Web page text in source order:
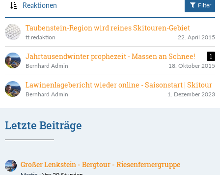
Reaktionen Filter
Taubenstein-Region wird reines Skitouren-Gebiet
tt redaktion 22. April 2015
Jahrtausendwinter prophezeit - Massen an Schnee! 1
Bernhard Admin 18. Oktober 2015
Lawinenlagebericht wieder online - Saisonstart | Skitour
Bernhard Admin 1. Dezember 2023
Letzte Beiträge
Großer Lenkstein - Bergtour - Riesenfernergruppe